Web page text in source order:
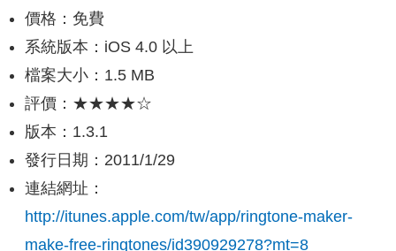
價格：免費
系統版本：iOS 4.0 以上
檔案大小：1.5 MB
評價：★★★★☆
版本：1.3.1
發行日期：2011/1/29
連結網址：
http://itunes.apple.com/tw/app/ringtone-maker-
make-free-ringtones/id390929278?mt=8